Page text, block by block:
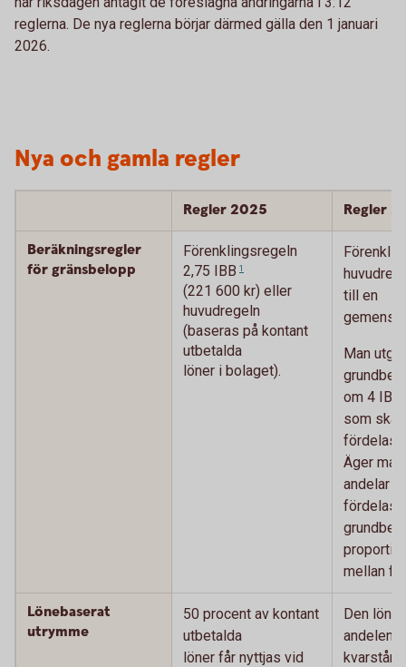
reglerna. De nya reglerna börjar därmed gälla den 1 januari
2026.
Nya och gamla regler
Regler 2025 Regler
Beräkningsregler
för gränsbelopp
Förenklingsregeln
2,75 IBB 1
(221 600 kr) eller
huvudregeln
(baseras på kontant
utbetalda
löner i bolaget).
till en
Man
om 4 IBB
som ska
fördelas
Äger man
andelar i
fördelas
mellan
Lönebaserat
utrymme
50 procent av kontant
utbetalda
löner får nyttjas vid
Den
andelen
kvarstår